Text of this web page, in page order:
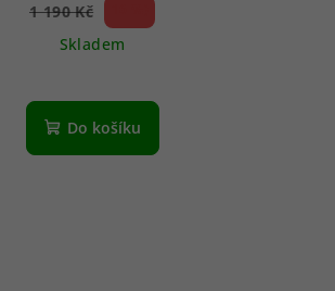
1 190 Kč
Skladem
hodnocení
produktu
Do košíku